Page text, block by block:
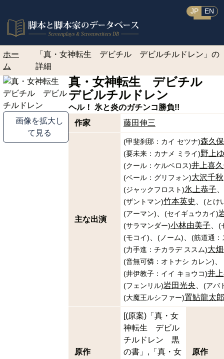
JP EN
ホー
ム
「真・女神転生 デビチル デビルチルドレン」の
詳細
画像を拡大し
て見る
真・女神転生 デビチル
デビルチルドレン
ヘル！ 氷と炎のガチンコ勝負!!
作家
藤田伸三
主な出演
(甲斐刹那：カイ セツナ)森久
(要未来：カナメ ミライ)野上
(クール：ケルベロス)井上喜
(ベール：グリフォン)大沢千秋
(ジャックフロスト )氷上恭子
(ザントマン)竹本英史 (とけ
(アーマン) (セイギュウカイ)
(サラマンダー)小林由美子 (
(モコイ) (ノーム) (筋道通：
(力手進：チカラデ ススム)大
(音無可憐：オトナシ カレン)
(井伊教子：イイ キョウコ)井
(フェンリル)岩田光央 (アバ
(大魔王ルシファー)置鮎龍太郎
原作
[(原案)「真・女
神転生 デビル
チルドレン 黒
の書」,「真・女
原作